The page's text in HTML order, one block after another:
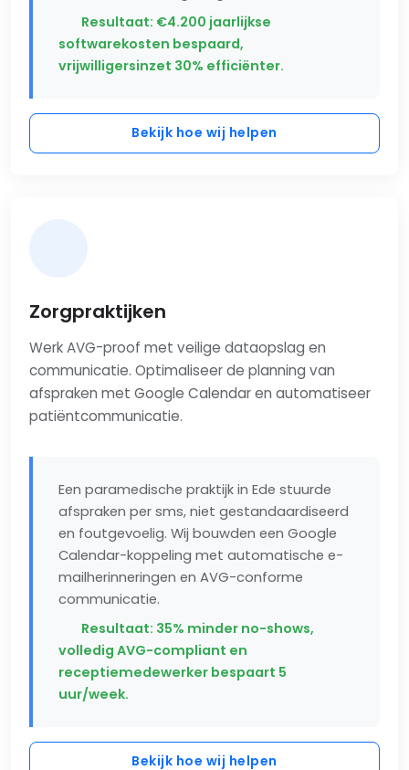
Resultaat: €4.200 jaarlijkse
softwarekosten bespaard,
vrijwilligersinzet 30% efficiënter.
Bekijk hoe wij helpen
Zorgpraktijken
Werk AVG-proof met veilige dataopslag en
communicatie. Optimaliseer de planning van
afspraken met Google Calendar en automatiseer
patiëntcommunicatie.
Een paramedische praktijk in Ede stuurde
afspraken per sms, niet gestandaardiseerd
en foutgevoelig. Wij bouwden een Google
Calendar-koppeling met automatische e-
mailherinneringen en AVG-conforme
communicatie.
Resultaat: 35% minder no-shows,
volledig AVG-compliant en
receptiemedewerker bespaart 5
uur/week.
Bekijk hoe wij helpen